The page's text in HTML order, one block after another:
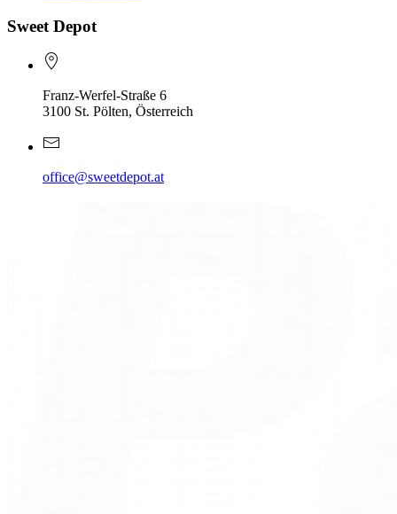
Sweet Depot
Franz-Werfel-Straße 6
3100 St. Pölten, Österreich
office@sweetdepot.at